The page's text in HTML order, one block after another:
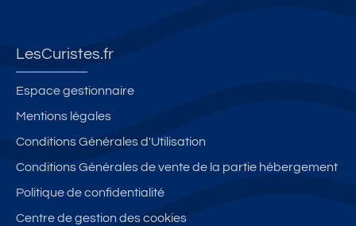
LesCuristes.fr
Espace gestionnaire
Mentions légales
Conditions Générales d'Utilisation
Conditions Générales de vente de la partie hébergement
Politique de confidentialité
Centre de gestion des cookies